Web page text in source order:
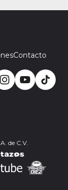
Contacto
de C.V.